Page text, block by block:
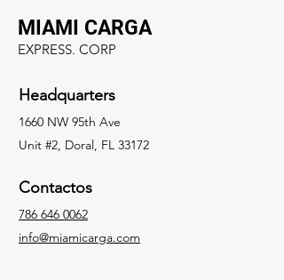
MIAMI CARGA
EXPRESS. CORP
Headquarters
1660 NW 95th Ave
Unit #2, Doral, FL 33172
Contactos
786 646 0062
info@miamicarga.com